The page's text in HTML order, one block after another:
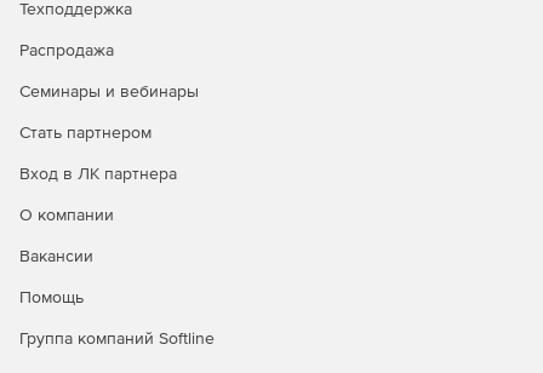
Взаимодействие как с адресацией четвертого
зависимости от типов проверяемых файлов.
Изоляция зараженных объектов в карантине.
конфигурациями серверов защиты и получение от
них отчетов.
Техподдержка
Распродажа
Семинары и вебинары
Стать партнером
Вход в ЛК партнера
О компании
Вакансии
Помощь
Группа компаний Softline